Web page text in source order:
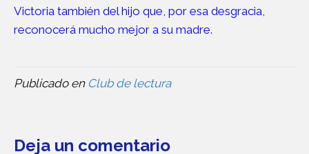
Victoria también del hijo que, por esa desgracia,
reconocerá mucho mejor a su madre.
Publicado en Club de lectura
Deja un comentario